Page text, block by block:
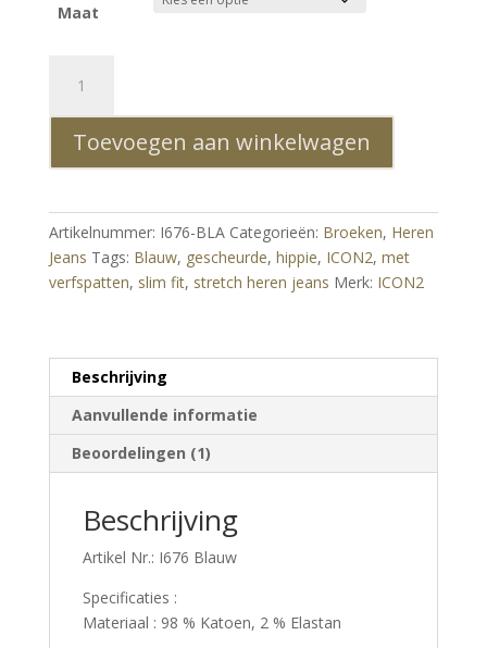
Maat
hippie
gescheurde
slim
fit
heren
jeans
met
verfspatten
Toevoegen aan winkelwagen
Artikelnummer: I676-BLA Categorieën: Broeken, Heren
Jeans Tags: Blauw, gescheurde, hippie, ICON2, met
verfspatten, slim fit, stretch heren jeans Merk: ICON2
Beschrijving
Aanvullende informatie
Beoordelingen (1)
Beschrijving
Artikel Nr.: I676 Blauw
Specificaties :
Materiaal : 98 % Katoen, 2 % Elastan